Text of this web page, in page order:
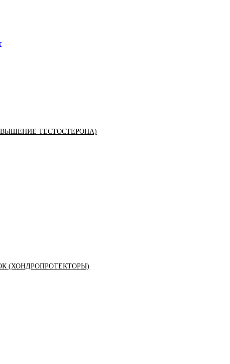
ТЕСТОСТЕРОНА)
(ХОНДРОПРОТЕКТОРЫ)